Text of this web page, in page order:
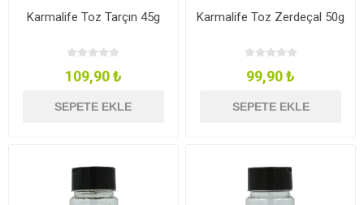
Karmalife Toz Tarçın 45g
109,90 ₺
SEPETE EKLE
Karmalife Toz Zerdeçal 50g
99,90 ₺
SEPETE EKLE